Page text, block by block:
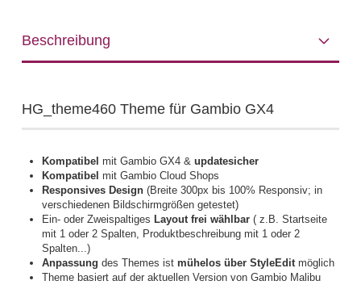
Beschreibung
HG_theme460 Theme für Gambio GX4
Kompatibel mit Gambio GX4 & updatesicher
Kompatibel mit Gambio Cloud Shops
Responsives Design(Breite 300px bis 100% Responsiv; in
verschiedenen Bildschirmgrößen getestet)
Ein- oder Zweispaltiges Layout frei wählbar( z.B. Startseite
mit 1 oder 2 Spalten, Produktbeschreibung mit 1 oder 2
Spalten...)
Anpassung des Themes ist mühelos über StyleEditmöglich
Theme basiert auf der aktuellen Version von Gambio Malibu